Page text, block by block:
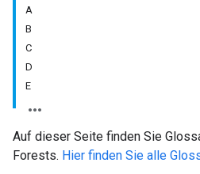
A
B
C
D
E
Auf dieser Seite finden Sie
Forests. Hier finden Sie alle